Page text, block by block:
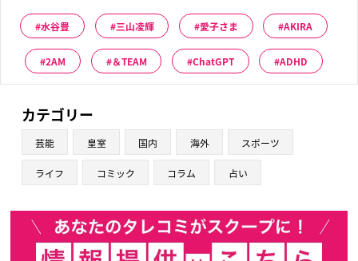
水谷豊 三山凌輝 愛子さま AKIRA
2AM ＆TEAM ChatGPT ADHD
カテゴリー
芸能 皇室 国内 海外 スポーツ
ライフ コミック コラム 占い